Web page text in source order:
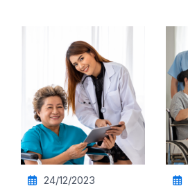
24/12/2023